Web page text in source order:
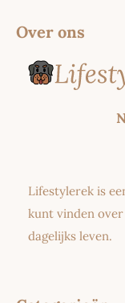
Over ons
Lifestylerek is
kunt vinden
dagelijks leven.